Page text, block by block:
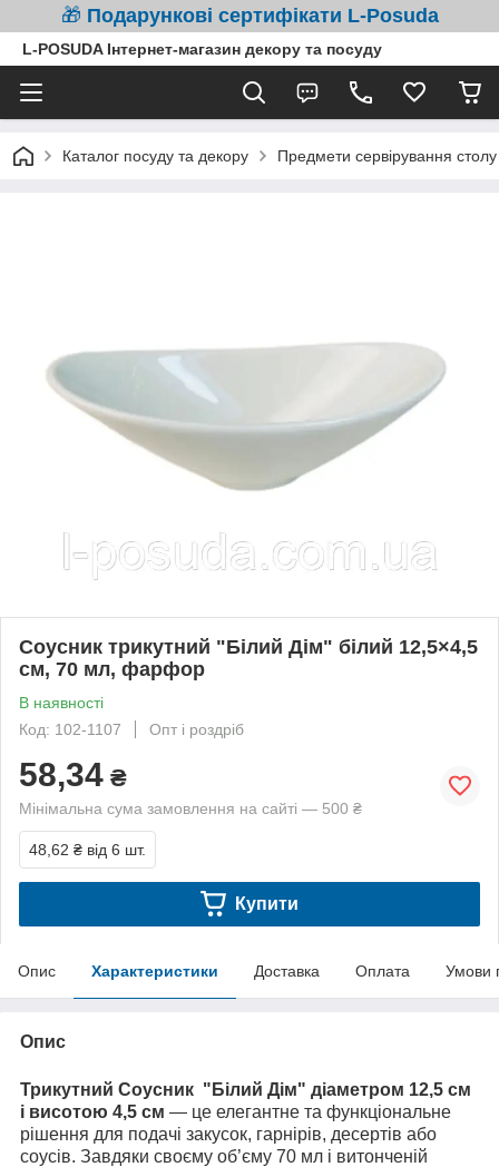
🎁 Подарункові сертифікати L-Posuda
L-POSUDA Інтернет-магазин декору та посуду
Каталог посуду та декору Предмети сервірування
Соусник трикутний "Білий Дім" білий 12,5×4,5
см, 70 мл, фарфор
В наявності
Код: 102-1107
Опт і роздріб
58,34 ₴
Мінімальна сума замовлення на сайті — 500 ₴
48,62 ₴ від 6 шт.
Купити
Опис Характеристики Доставка Оплата Умови
Опис
Трикутний Соусник "Білий Дім" діаметром 12,5 см
і висотою 4,5 см — це елегантне та функціональне
рішення для подачі закусок, гарнірів, десертів або
соусів. Завдяки своєму об’єму 70 мл і витонченій